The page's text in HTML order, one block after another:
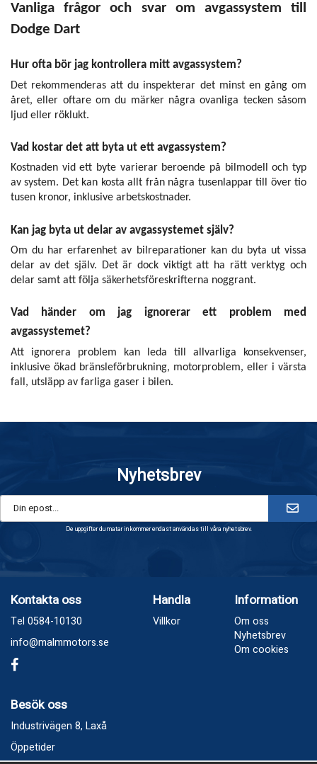
Vanliga frågor och svar om avgassystem till
Dodge Dart
Hur ofta bör jag kontrollera mitt avgassystem?
Det rekommenderas att du inspekterar det minst en gång om
året, eller oftare om du märker några ovanliga tecken såsom
ljud eller röklukt.
Vad kostar det att byta ut ett avgassystem?
Kostnaden vid ett byte varierar beroende på bilmodell och typ
av system. Det kan kosta allt från några tusenlappar till över tio
tusen kronor, inklusive arbetskostnader.
Kan jag byta ut delar av avgassystemet själv?
Om du har erfarenhet av bilreparationer kan du byta ut vissa
delar av det själv. Det är dock viktigt att ha rätt verktyg och
delar samt att följa säkerhetsföreskrifterna noggrant.
Vad händer om jag ignorerar ett problem med
avgassystemet?
Att ignorera problem kan leda till allvarliga konsekvenser,
inklusive ökad bränsleförbrukning, motorproblem, eller i värsta
fall, utsläpp av farliga gaser i bilen.
Nyhetsbrev
De uppgifter du matar in kommer endast användas till våra nyhetsbrev.
Kontakta oss
Tel 0584-10130
info@malmmotors.se
Handla
Villkor
Information
Om oss
Nyhetsbrev
Om cookies
Besök oss
Industrivägen 8, Laxå
Öppetider